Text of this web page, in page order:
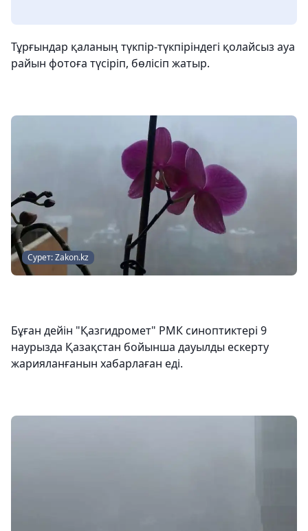
Тұрғындар қаланың түкпір-түкпіріндегі қолайсыз ауа
райын фотоға түсіріп, бөлісіп жатыр.
Сурет: Zakon.kz
Бұған дейін "Қазгидромет" РМК синоптиктері 9
наурызда Қазақстан бойынша дауылды ескерту
жарияланғанын хабарлаған еді.